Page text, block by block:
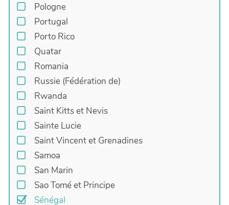
Pologne
Portugal
Porto Rico
Quatar
Romania
Russie (Fédération de)
Rwanda
Saint Kitts et Nevis
Sainte Lucie
Saint Vincent et Grenadines
Samoa
San Marin
Sao Tomé et Principe
Sénégal